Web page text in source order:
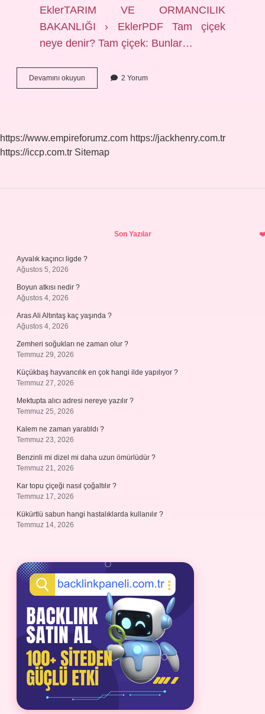
EklerTARIM VE ORMANCILIK
BAKANLIĞI › EklerPDF Tam çiçek
neye denir? Tam çiçek: Bunlar…
Devamını okuyun
Çiçek
2 Yorum
https://www.empireforumz.com https://jackhenry.com.tr
https://iccp.com.tr Sitemap
Son Yazılar
Ayvalık kaçıncı ligde ?
Ağustos 5, 2026
Boyun atkısı nedir ?
Ağustos 4, 2026
Aras Ali Altıntaş kaç yaşında ?
Ağustos 4, 2026
Zemheri soğukları ne zaman olur ?
Temmuz 29, 2026
Küçükbaş hayvancılık en çok hangi ilde yapılıyor ?
Temmuz 27, 2026
Mektupta alıcı adresi nereye yazılır ?
Temmuz 25, 2026
Kalem ne zaman yaratıldı ?
Temmuz 23, 2026
Benzinli mi dizel mi daha uzun ömürlüdür ?
Temmuz 21, 2026
Kar topu çiçeği nasıl çoğaltılır ?
Temmuz 17, 2026
Kükürtlü sabun hangi hastalıklarda kullanılır ?
Temmuz 14, 2026